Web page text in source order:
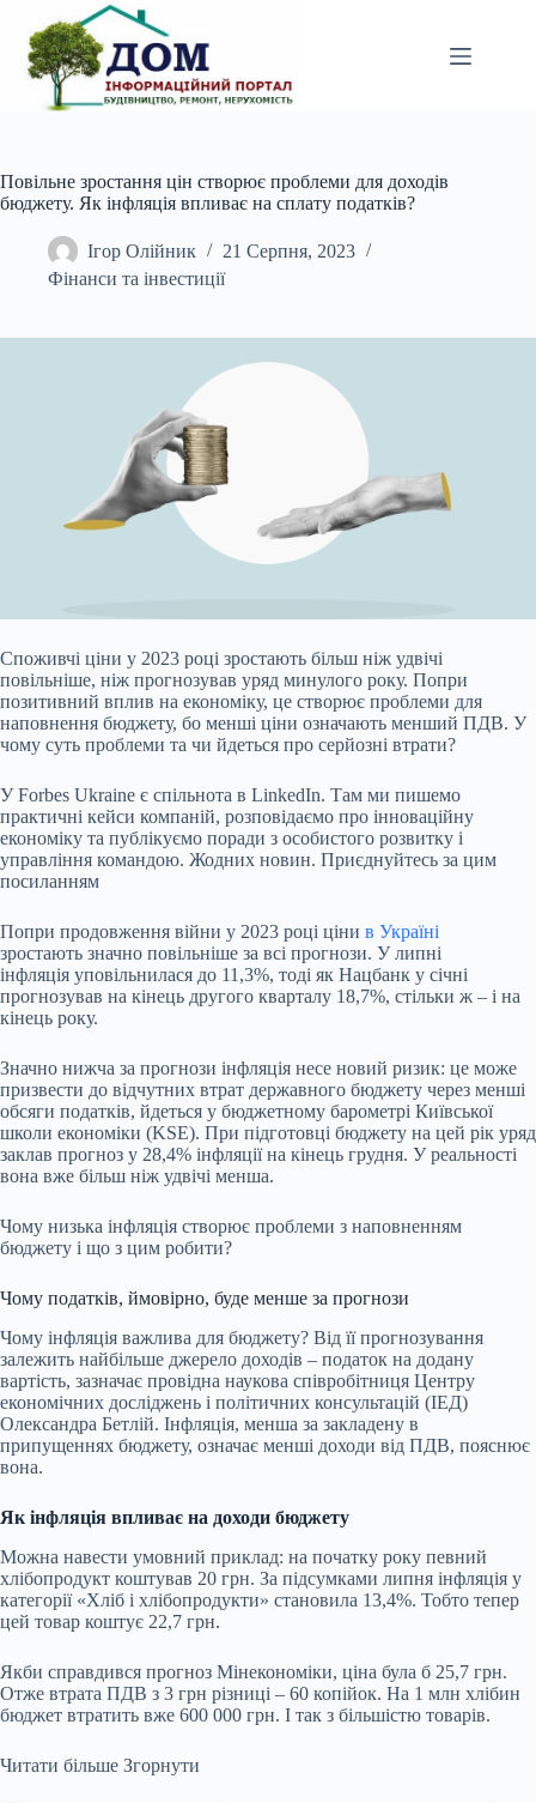
вмісту
Повільне зростання цін створює проблеми для доходів
бюджету. Як інфляція впливає на сплату податків?
Ігор Олійник
21 Серпня, 2023
Фінанси та інвестиції
Споживчі ціни у 2023 році зростають більш ніж удвічі
повільніше, ніж прогнозував уряд минулого року. Попри
позитивний вплив на економіку, це створює проблеми для
наповнення бюджету, бо менші ціни означають менший ПДВ. У
чому суть проблеми та чи йдеться про серйозні втрати?
У Forbes Ukraine є спільнота в LinkedIn. Там ми пишемо
практичні кейси компаній, розповідаємо про інноваційну
економіку та публікуємо поради з особистого розвитку і
управління командою. Жодних новин. Приєднуйтесь за цим
посиланням
Попри продовження війни у 2023 році ціни в Україні
зростають значно повільніше за всі прогнози. У липні
інфляція уповільнилася до 11,3%, тоді як Нацбанк у січні
прогнозував на кінець другого кварталу 18,7%, стільки ж – і на
кінець року.
Значно нижча за прогнози інфляція несе новий ризик: це може
призвести до відчутних втрат державного бюджету через менші
обсяги податків, йдеться у бюджетному барометрі Київської
школи економіки (KSE). При підготовці бюджету на цей рік уряд
заклав прогноз у 28,4% інфляції на кінець грудня. У реальності
вона вже більш ніж удвічі менша.
Чому низька інфляція створює проблеми з наповненням
бюджету і що з цим робити?
Чому податків, ймовірно, буде менше за прогнози
Чому інфляція важлива для бюджету? Від її прогнозування
залежить найбільше джерело доходів – податок на додану
вартість, зазначає провідна наукова співробітниця Центру
економічних досліджень і політичних консультацій (ІЕД)
Олександра Бетлій. Інфляція, менша за закладену в
припущеннях бюджету, означає менші доходи від ПДВ, пояснює
вона.
Як інфляція впливає на доходи бюджету
Можна навести умовний приклад: на початку року певний
хлібопродукт коштував 20 грн. За підсумками липня інфляція у
категорії «Хліб і хлібопродукти» становила 13,4%. Тобто тепер
цей товар коштує 22,7 грн.
Якби справдився прогноз Мінекономіки, ціна була б 25,7 грн.
Отже втрата ПДВ з 3 грн різниці – 60 копійок. На 1 млн хлібин
бюджет втратить вже 600 000 грн. І так з більшістю товарів.
Читати більше Згорнути